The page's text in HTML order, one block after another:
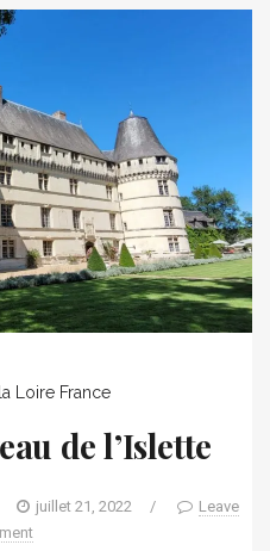
Loire France
de l’Islette
juillet 21, 2022 /
Leave